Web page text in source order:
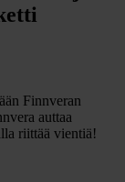
Finnveran
auttaa
riittää vientiä!